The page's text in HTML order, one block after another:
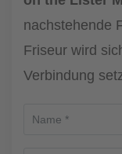
nachstehende
Friseur wird
Verbindung